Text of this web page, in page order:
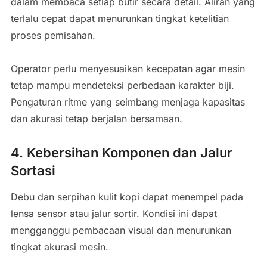
terlalu cepat dapat menurunkan tingkat ketelitian
proses pemisahan.
Operator perlu menyesuaikan kecepatan agar mesin
tetap mampu mendeteksi perbedaan karakter biji.
Pengaturan ritme yang seimbang menjaga kapasitas
dan akurasi tetap berjalan bersamaan.
4. Kebersihan Komponen dan Jalur
Sortasi
Debu dan serpihan kulit kopi dapat menempel pada
lensa sensor atau jalur sortir. Kondisi ini dapat
mengganggu pembacaan visual dan menurunkan
tingkat akurasi mesin.